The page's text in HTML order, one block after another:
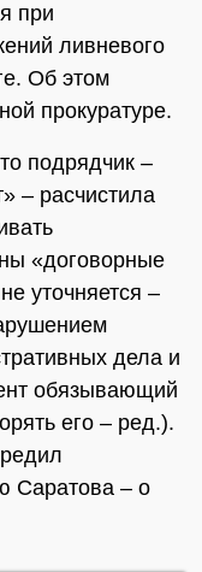
при
ливневого
Об этом
прокуратуре.
подрядчик –
– расчистила
«договорные
уточняется –
дела и
обязывающий
его – ред.).
Саратова – о